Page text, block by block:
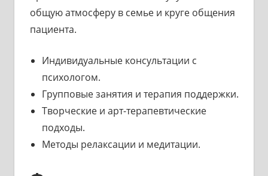
общую атмосферу в семье и круге общения
пациента.
Индивидуальные консультации с
психологом.
Групповые занятия и терапия поддержки.
Творческие и арт-терапевтические
подходы.
Методы релаксации и медитации.